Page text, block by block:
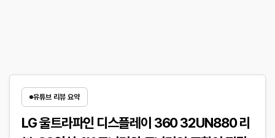
유튜브 리뷰 요약
LG 울트라파인 디스플레이 360 32UN880 리